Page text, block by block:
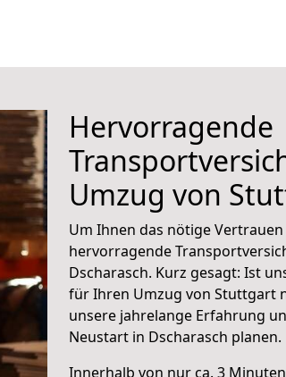
Hervorragende
Umzug von
Um Ihnen das nötige
hervorragende
Dscharasch. Kurz gesagt: Ist
für Ihren Umzug von Stuttgart
unsere jahrelange Erfahrung
Neustart in Dscharasch planen.
Innerhalb von nur ca. 3